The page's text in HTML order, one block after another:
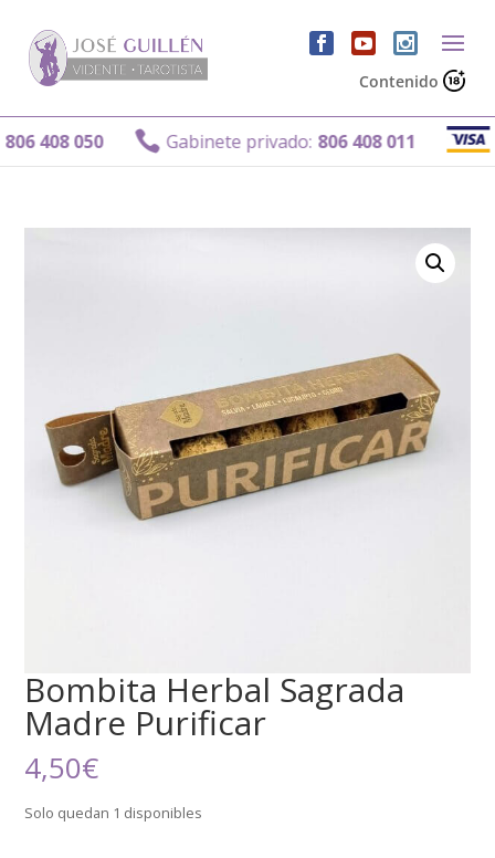
Contenido
050  Gabinete privado: 806 408 011
Bombita Herbal Sagrada
Madre Purificar
4,50€
Solo quedan 1 disponibles